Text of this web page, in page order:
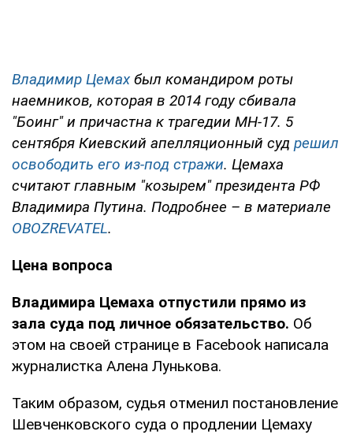
Владимир Цемах был командиром роты
наемников, которая в 2014 году сбивала
"Боинг" и причастна к трагедии МН-17. 5
сентября Киевский апелляционный суд решил
освободить его из-под стражи. Цемаха
считают главным "козырем" президента РФ
Владимира Путина. Подробнее – в материале
OBOZREVATEL.
Цена вопроса
Владимира Цемаха отпустили прямо из
зала суда под личное обязательство. Об
этом на своей странице в Facebook написала
журналистка Алена Лунькова.
Таким образом, судья отменил постановление
Шевченковского суда о продлении Цемаху